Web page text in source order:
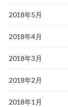
2018年5月
2018年4月
2018年3月
2018年2月
2018年1月